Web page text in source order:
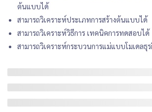
ต้นแบบได้
สามารถวิเคราะห์ประเภทการสร้างต้นแบบได้
สามารถวิเคราะห์วิธีการ เทคนิคการทดสอบได้
สามารถวิเคราะห์กระบวนการแม่แบบโมเดลธุ